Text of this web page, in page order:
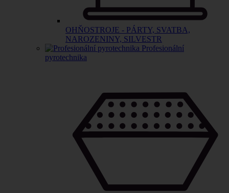
OHŇOSTROJE - PÁRTY, SVATBA,
NAROZENINY, SILVESTR
Profesionální
pyrotechnika